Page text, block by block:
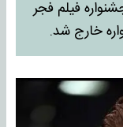
فیلم فجر
خارج شد.